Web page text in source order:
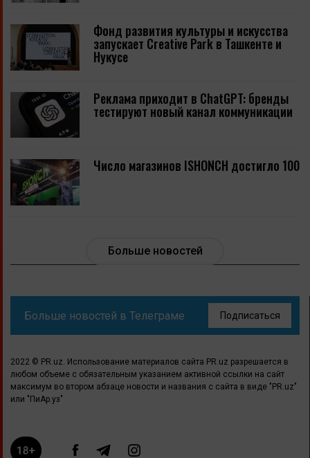
Фонд развития культуры и искусства
запускает Creative Park в Ташкенте и
Нукусе
Реклама приходит в ChatGPT: бренды
тестируют новый канал коммуникации
Число магазинов ISHONCH достигло 100
Больше новостей
Больше новостей в Телеграме Подписаться
2022 © PR.uz. Использование материалов сайта PR.uz разрешается в
любом объеме с обязательным указанием активной ссылки на сайт
максимум во втором абзаце новости и названия с сайта в виде "PR.uz"
или "ПиАр.уз"